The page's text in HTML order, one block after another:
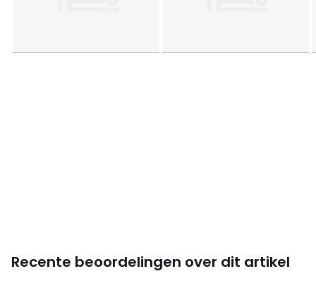
Recente beoordelingen over dit artikel